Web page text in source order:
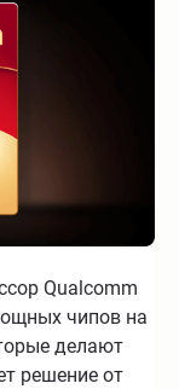
Qualcomm
чипов на
делают
решение от